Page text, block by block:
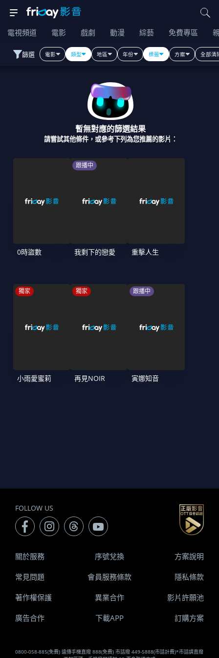
電視頻道 電影 戲劇 動漫 綜藝 免費專區
篩選 電影 類型 地區 年份 標籤 方案 全部清
暫無對應的篩選結果
請嘗試其他條件，或參考下列為您推薦的影片：
0時盜數
跟播中
我剩下的戀愛 重擊人生
獨家
小雨愛蜜莉
獨家
再見NOIR
跟播中
寅娜知音
FOLLOW US
0800-058-885(免費) 遠傳手機直撥 888(免費) 市話撥 449-5888(市話計費)*市話請直撥
關於服務 序號兌換 方案說明
常見問題 會員服務條款 隱私條款
著作權保護 異業合作 影片許願池
廣告合作 下載APP 訂購方案